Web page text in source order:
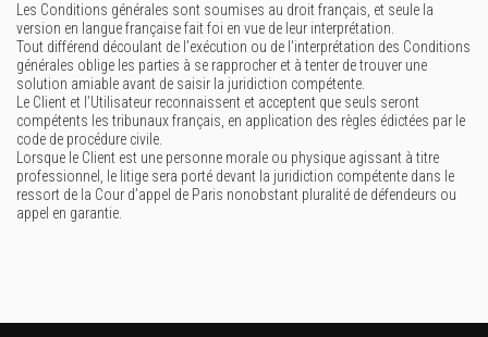
Les Conditions générales sont soumises au droit français, et seule la
version en langue française fait foi en vue de leur interprétation.
Tout différend découlant de l’exécution ou de l’interprétation des Conditions
générales oblige les parties à se rapprocher et à tenter de trouver une
solution amiable avant de saisir la juridiction compétente.
Le Client et l’Utilisateur reconnaissent et acceptent que seuls seront
compétents les tribunaux français, en application des règles édictées par le
code de procédure civile.
Lorsque le Client est une personne morale ou physique agissant à titre
professionnel, le litige sera porté devant la juridiction compétente dans le
ressort de la Cour d’appel de Paris nonobstant pluralité de défendeurs ou
appel en garantie.